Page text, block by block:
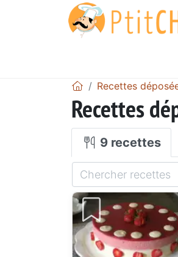
Recettes
Recettes
9 recettes